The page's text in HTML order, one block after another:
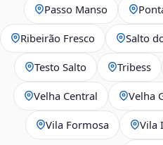
Passo Manso
Ribeirão Fresco Salto
Testo Salto Tribess
Velha Central Velha
Vila Formosa Vila